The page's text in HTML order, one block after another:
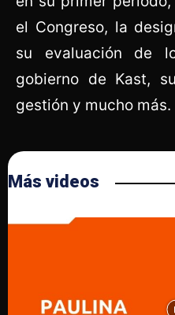
el Congreso, la
su evaluación de
gobierno de Kast,
gestión y mucho más.
Más videos